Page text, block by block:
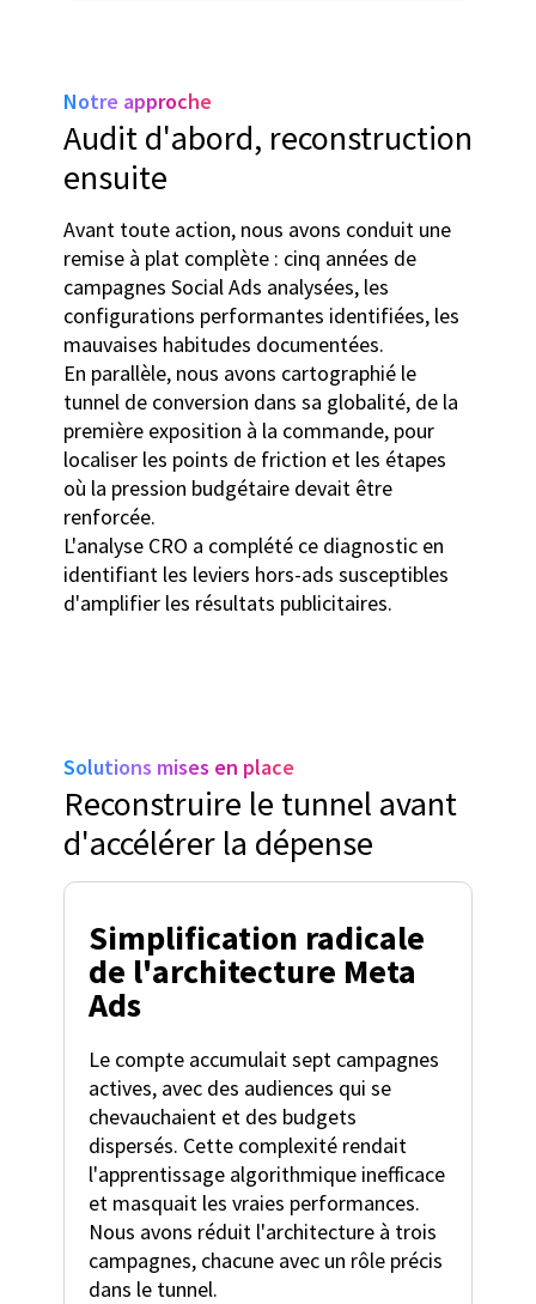
Notre approche
Audit d'abord, reconstruction
ensuite
Avant toute action, nous avons conduit une
remise à plat complète : cinq années de
campagnes Social Ads analysées, les
configurations performantes identifiées, les
mauvaises habitudes documentées.
En parallèle, nous avons cartographié le
tunnel de conversion dans sa globalité, de la
première exposition à la commande, pour
localiser les points de friction et les étapes
où la pression budgétaire devait être
renforcée.
L'analyse CRO a complété ce diagnostic en
identifiant les leviers hors-ads susceptibles
d'amplifier les résultats publicitaires.
Solutions mises en place
Reconstruire le tunnel avant
d'accélérer la dépense
Simplification radicale
de l'architecture Meta
Ads
Le compte accumulait sept campagnes
actives, avec des audiences qui se
chevauchaient et des budgets
dispersés. Cette complexité rendait
l'apprentissage algorithmique inefficace
et masquait les vraies performances.
Nous avons réduit l'architecture à trois
campagnes, chacune avec un rôle précis
dans le tunnel.